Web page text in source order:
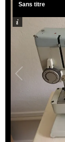
Sans titre